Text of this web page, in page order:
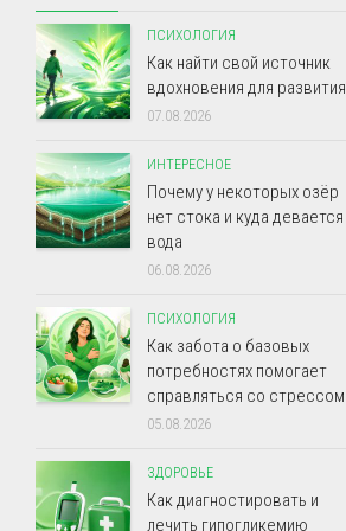
ПСИХОЛОГИЯ
Как найти свой источник
вдохновения для развития
07.08.2026
ИНТЕРЕСНОЕ
Почему у некоторых озёр
нет стока и куда девается
вода
06.08.2026
ПСИХОЛОГИЯ
Как забота о базовых
потребностях помогает
справляться со стрессом
05.08.2026
ЗДОРОВЬЕ
Как диагностировать и
лечить гипогликемию